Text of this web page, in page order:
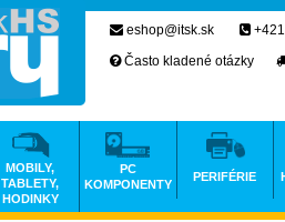
eshop@itsk.sk
Často kladené otázky
MOBILY,
TABLETY,
HODINKY
PC
KOMPONENTY
PERIFÉRIE